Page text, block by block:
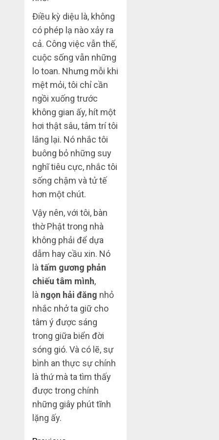
Điều kỳ diệu là, không
có phép lạ nào xảy ra
cả. Công việc vẫn thế,
cuộc sống vẫn những
lo toan. Nhưng mỗi khi
mệt mỏi, tôi chỉ cần
ngồi xuống trước
không gian ấy, hít một
hơi thật sâu, tâm trí tôi
lắng lại. Nó nhắc tôi
buông bỏ những suy
nghĩ tiêu cực, nhắc tôi
sống chậm và tử tế
hơn một chút.
Vậy nên, với tôi, bàn
thờ Phật trong nhà
không phải để dựa
dẫm hay cầu xin. Nó
làtấm gương phản
chiếu tâm mình,
là ngọn hải đăng nhỏ
nhắc nhở ta giữ cho
tâm ý được sáng
trong giữa biển đời
sóng gió. Và có lẽ, sự
bình an thực sự chính
là thứ mà ta tìm thấy
được trong chính
những giây phút tĩnh
lặng ấy.